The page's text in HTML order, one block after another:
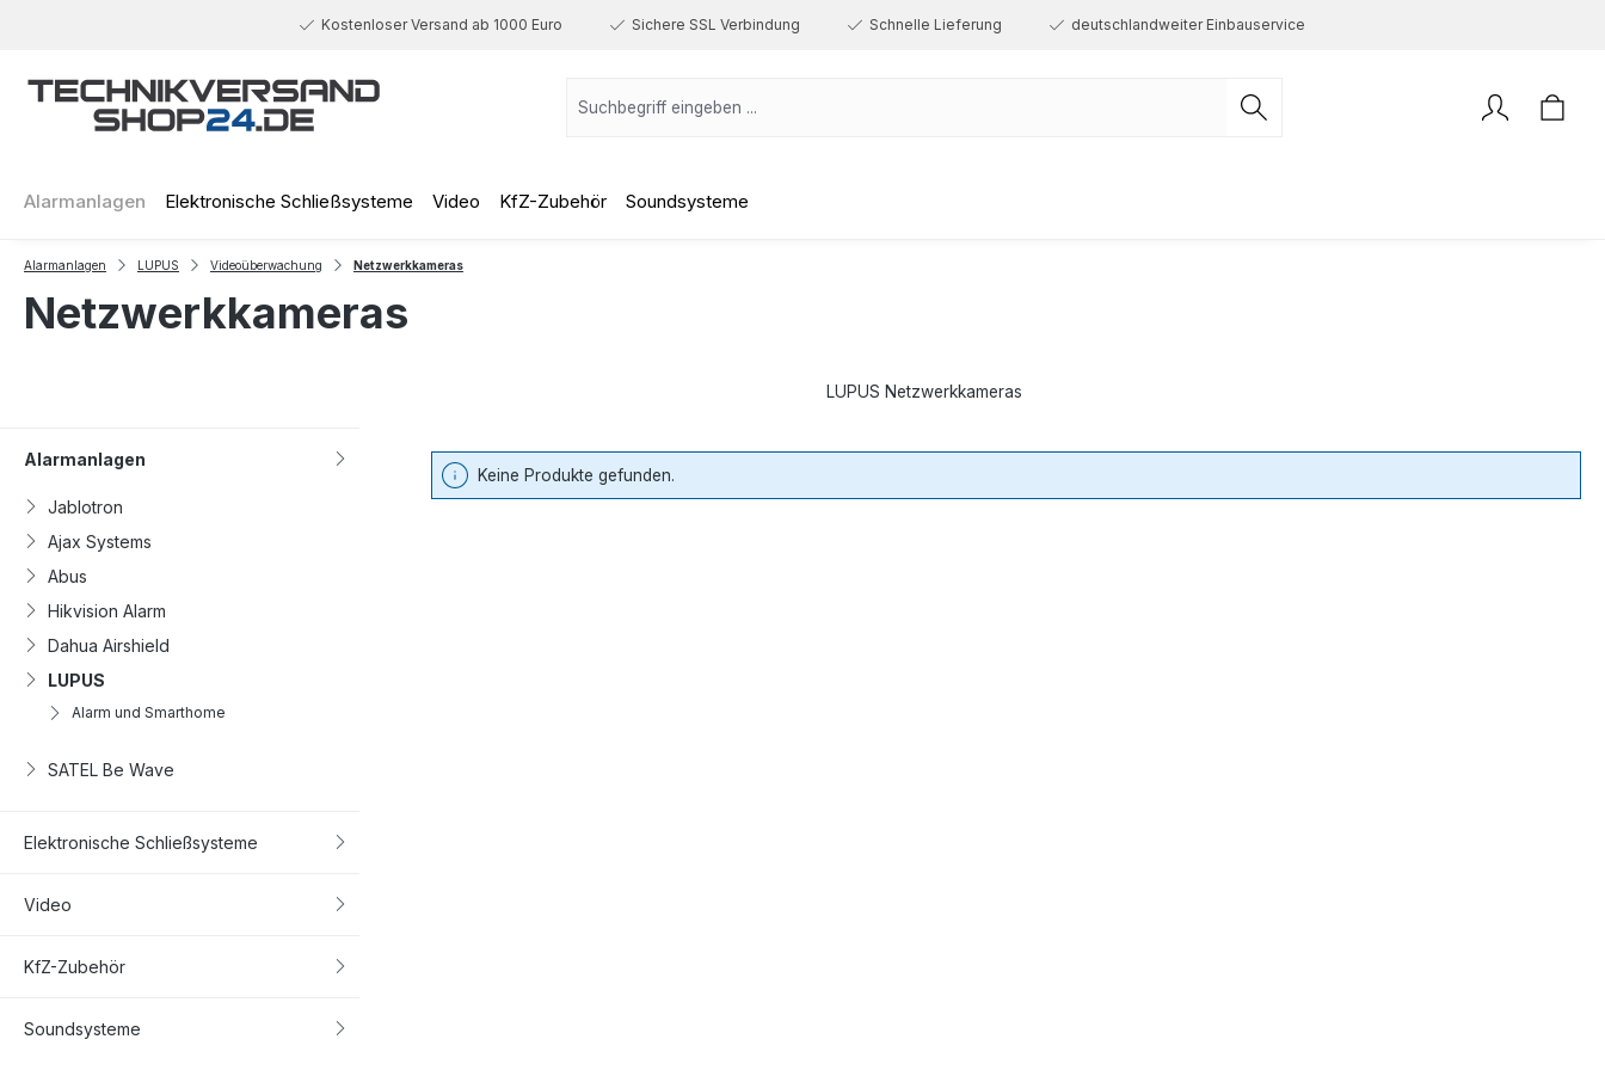
Kostenloser Versand ab 1000 Euro Sichere SSL Verbindung Schnelle Lieferung deutschlandweiter Einbauservice
Alarmanlagen Elektronische Schließsysteme Video KfZ-Zubehör Soundsysteme
Alarmanlagen LUPUS Videoüberwachung Netzwerkkameras
Netzwerkkameras
LUPUS Netzwerkkameras
Alarmanlagen
Jablotron
Ajax Systems
Abus
Hikvision Alarm
Dahua Airshield
LUPUS
Alarm und Smarthome
SATEL Be Wave
Elektronische Schließsysteme
Video
KfZ-Zubehör
Soundsysteme
Keine Produkte gefunden.